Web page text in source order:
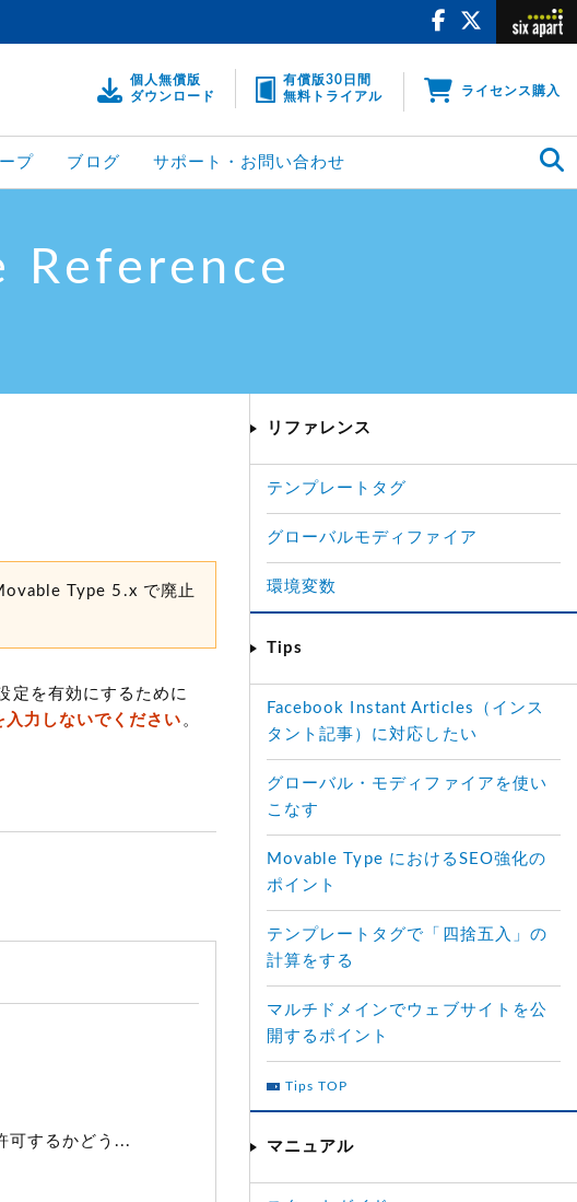
個人無償版
ダウンロード
有償版30日間
無料トライアル
ライセンス購入
プ ブログ サポート・お問い合わせ
Type 5.x で廃止
定を有効にするために
力しないでください 。
可するかどう...
リファレンス
テンプレートタグ
グローバルモディファイア
環境変数
Tips
Facebook Instant Articles（インス
タント記事）に対応したい
グローバル・モディファイアを使い
こなす
Movable Type におけるSEO強化の
ポイント
テンプレートタグで「四捨五入」の
計算をする
マルチドメインでウェブサイトを公
開するポイント
Tips TOP
マニュアル